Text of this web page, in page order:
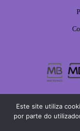
Este site utiliza
por parte do